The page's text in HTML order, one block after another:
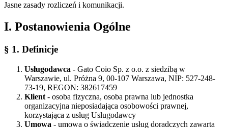
Jasne zasady rozliczeń i komunikacji.
I. Postanowienia Ogólne
§ 1. Definicje
Usługodawca - Gato Coio Sp. z o.o. z siedzibą w
Warszawie, ul. Próżna 9, 00-107 Warszawa, NIP: 527-248-
73-19, REGON: 382617459
Klient - osoba fizyczna, osoba prawna lub jednostka
organizacyjna nieposiadająca osobowości prawnej,
korzystająca z usług Usługodawcy
Umowa - umowa o świadczenie usług doradczych zawarta